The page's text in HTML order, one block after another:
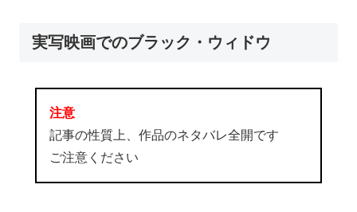
実写映画でのブラック・ウィドウ
注意
記事の性質上、作品のネタバレ全開です
ご注意ください